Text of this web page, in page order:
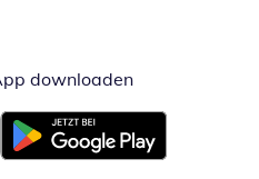
downloadenÖffnet in
Öffnet in neuem Fenster